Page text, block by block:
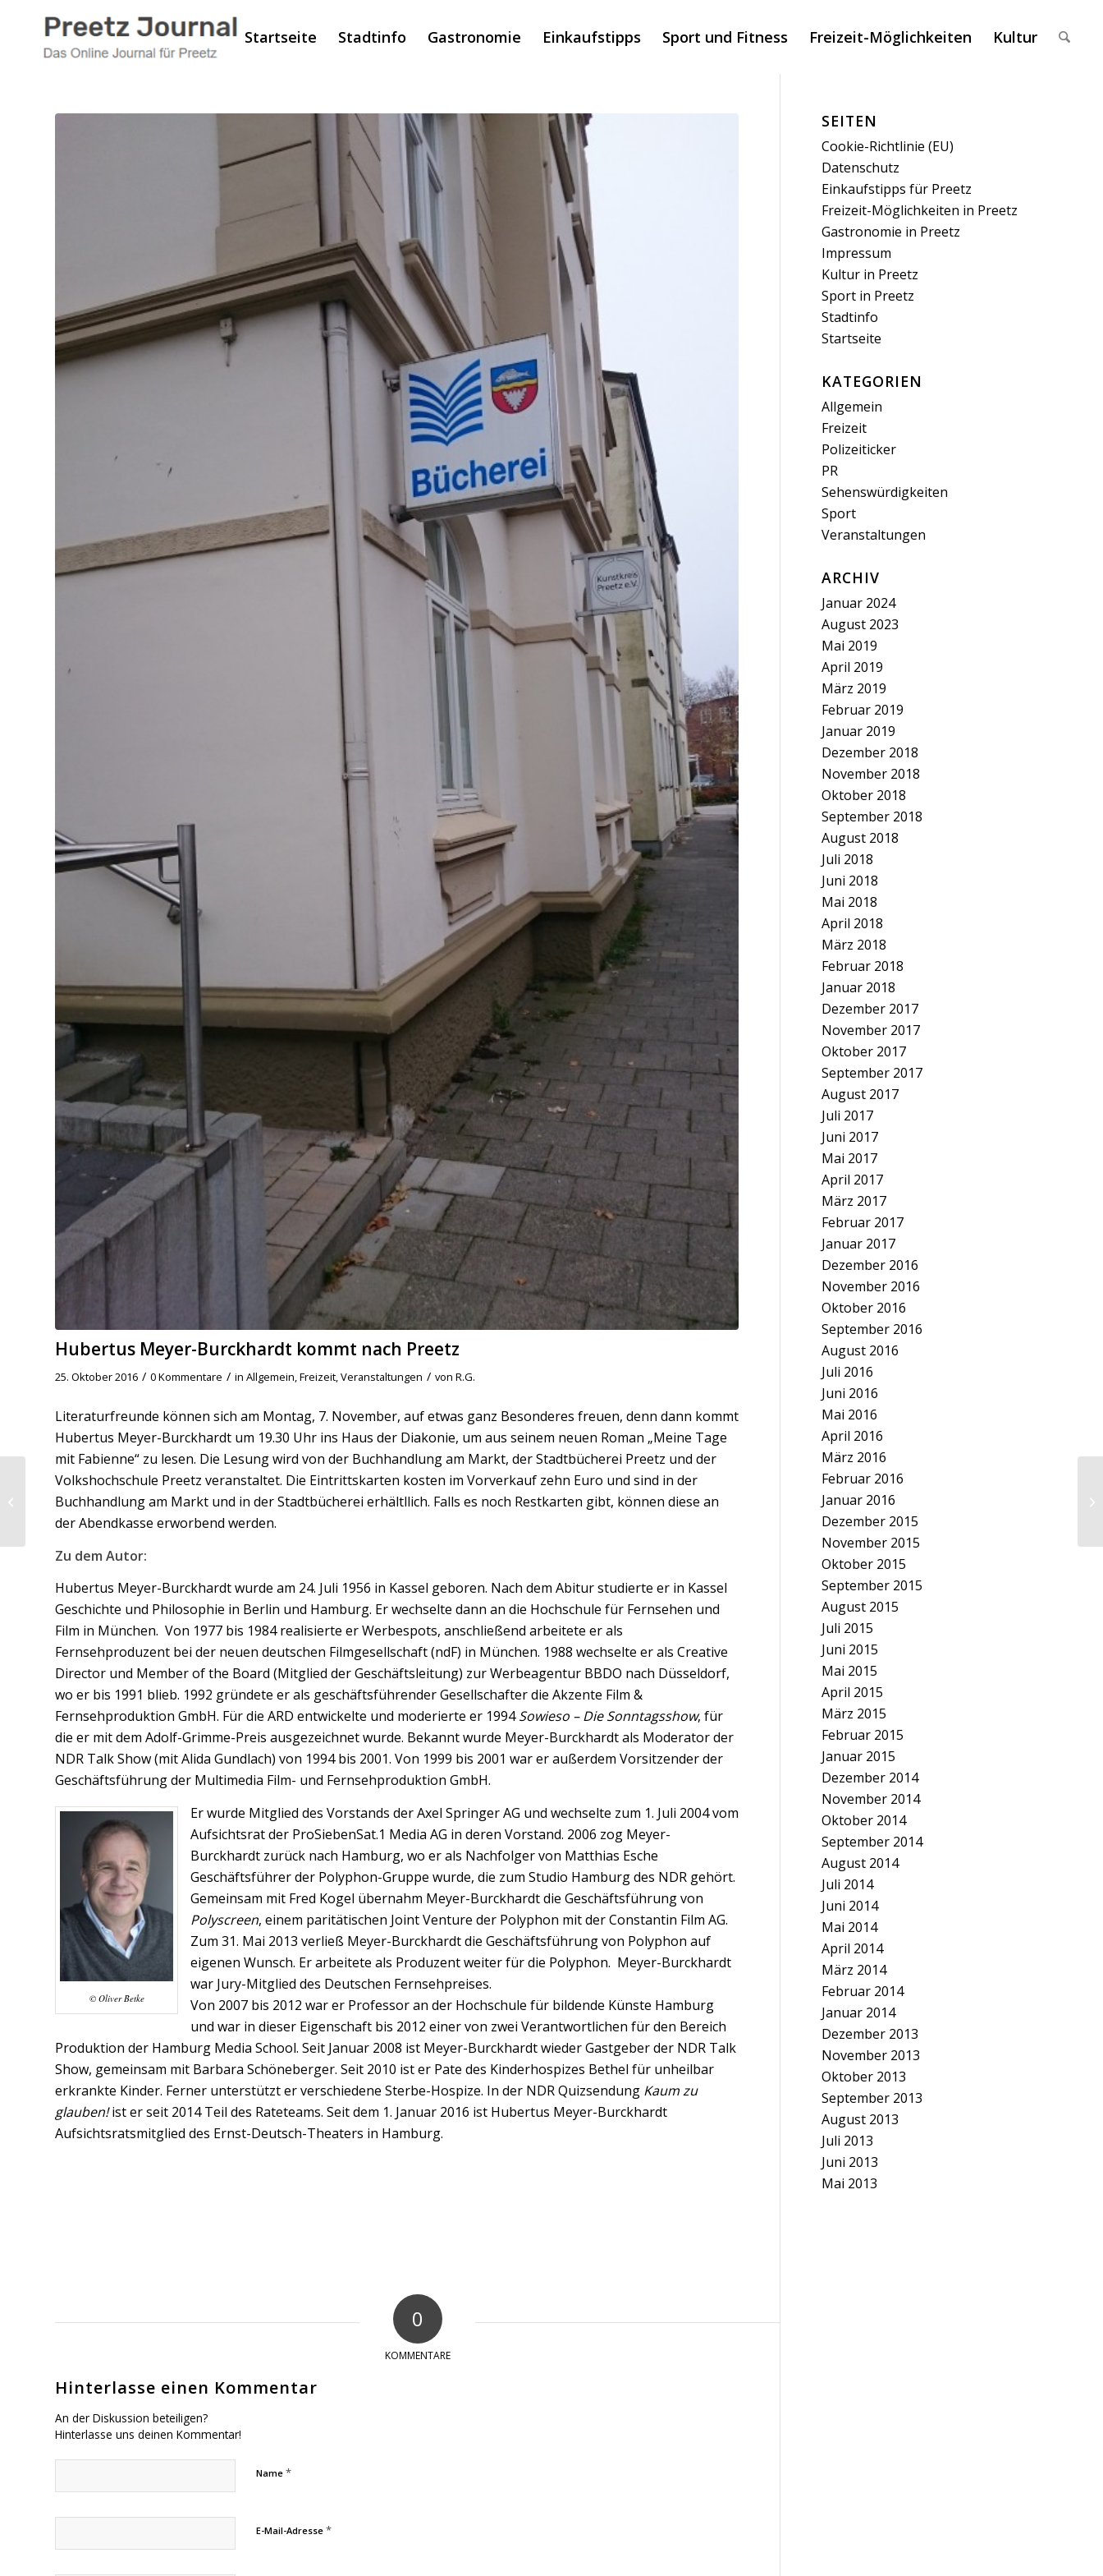
Startseite Stadtinfo Gastronomie Einkaufstipps Sport und Fitness Freizeit-Möglichkeiten Kultur
Hubertus Meyer-Burckhardt kommt nach Preetz
25. Oktober 2016 / 0 Kommentare / in Allgemein,Freizeit,Veranstaltungen / von R.G.
Literaturfreunde können sich am Montag, 7. November, auf etwas ganz Besonderes freuen, denn dann kommt
Hubertus Meyer-Burckhardt um 19.30 Uhr ins Haus der Diakonie, um aus seinem neuen Roman „Meine Tage
mit Fabienne“ zu lesen. Die Lesung wird von der Buchhandlung am Markt, der Stadtbücherei Preetz und der
Volkshochschule Preetz veranstaltet. Die Eintrittskarten kosten im Vorverkauf zehn Euro und sind in der
Buchhandlung am Markt und in der Stadtbücherei erhältllich. Falls es noch Restkarten gibt, können diese an
der Abendkasse erworbend werden.
Zu dem Autor:
Hubertus Meyer-Burckhardt wurde am 24. Juli 1956 in Kassel geboren. Nach dem Abitur studierte er in Kassel
Geschichte und Philosophie in Berlin und Hamburg. Er wechselte dann an die Hochschule für Fernsehen und
Film in München. Von 1977 bis 1984 realisierte er Werbespots, anschließend arbeitete er als
Fernsehproduzent bei der neuen deutschen Filmgesellschaft (ndF) in München. 1988 wechselte er als Creative
Director und Member of the Board (Mitglied der Geschäftsleitung) zur Werbeagentur BBDO nach Düsseldorf,
wo er bis 1991 blieb. 1992 gründete er als geschäftsführender Gesellschafter die Akzente Film &
Fernsehproduktion GmbH. Für die ARD entwickelte und moderierte er 1994Sowieso – Die Sonntagsshow, für
die er mit dem Adolf-Grimme-Preis ausgezeichnet wurde. Bekannt wurde Meyer-Burckhardt als Moderator der
NDR Talk Show (mit Alida Gundlach) von 1994 bis 2001. Von 1999 bis 2001 war er außerdem Vorsitzender der
Geschäftsführung der Multimedia Film- und Fernsehproduktion GmbH.
© Oliver Betke
Er wurde Mitglied des Vorstands der Axel Springer AG und wechselte zum 1. Juli 2004 vom
Aufsichtsrat der ProSiebenSat.1 Media AG in deren Vorstand. 2006 zog Meyer-
Burckhardt zurück nach Hamburg, wo er als Nachfolger von Matthias Esche
Geschäftsführer der Polyphon-Gruppe wurde, die zum Studio Hamburg des NDR gehört.
Gemeinsam mit Fred Kogel übernahm Meyer-Burckhardt die Geschäftsführung von
Polyscreen, einem paritätischen Joint Venture der Polyphon mit der Constantin Film AG.
Zum 31. Mai 2013 verließ Meyer-Burckhardt die Geschäftsführung von Polyphon auf
eigenen Wunsch. Er arbeitete als Produzent weiter für die Polyphon. Meyer-Burckhardt
war Jury-Mitglied des Deutschen Fernsehpreises.
Von 2007 bis 2012 war er Professor an der Hochschule für bildende Künste Hamburg
und war in dieser Eigenschaft bis 2012 einer von zwei Verantwortlichen für den Bereich
Produktion der Hamburg Media School. Seit Januar 2008 ist Meyer-Burckhardt wieder Gastgeber der NDR Talk
Show, gemeinsam mit Barbara Schöneberger. Seit 2010 ist er Pate des Kinderhospizes Bethel für unheilbar
erkrankte Kinder. Ferner unterstützt er verschiedene Sterbe-Hospize. In der NDR Quizsendung Kaum zu
glauben!ist er seit 2014 Teil des Rateteams. Seit dem 1. Januar 2016 ist Hubertus Meyer-Burckhardt
Aufsichtsratsmitglied des Ernst-Deutsch-Theaters in Hamburg.
0
KOMMENTARE
Hinterlasse einen Kommentar
An der Diskussion beteiligen?
Hinterlasse uns deinen Kommentar!
Name *
E-Mail-Adresse *
SEITEN
Cookie-Richtlinie (EU)
Datenschutz
Einkaufstipps für Preetz
Freizeit-Möglichkeiten in Preetz
Gastronomie in Preetz
Impressum
Kultur in Preetz
Sport in Preetz
Stadtinfo
Startseite
KATEGORIEN
Allgemein
Freizeit
Polizeiticker
PR
Sehenswürdigkeiten
Sport
Veranstaltungen
ARCHIV
Januar 2024
August 2023
Mai 2019
April 2019
März 2019
Februar 2019
Januar 2019
Dezember 2018
November 2018
Oktober 2018
September 2018
August 2018
Juli 2018
Juni 2018
Mai 2018
April 2018
März 2018
Februar 2018
Januar 2018
Dezember 2017
November 2017
Oktober 2017
September 2017
August 2017
Juli 2017
Juni 2017
Mai 2017
April 2017
März 2017
Februar 2017
Januar 2017
Dezember 2016
November 2016
Oktober 2016
September 2016
August 2016
Juli 2016
Juni 2016
Mai 2016
April 2016
März 2016
Februar 2016
Januar 2016
Dezember 2015
November 2015
Oktober 2015
September 2015
August 2015
Juli 2015
Juni 2015
Mai 2015
April 2015
März 2015
Februar 2015
Januar 2015
Dezember 2014
November 2014
Oktober 2014
September 2014
August 2014
Juli 2014
Juni 2014
Mai 2014
April 2014
März 2014
Februar 2014
Januar 2014
Dezember 2013
November 2013
Oktober 2013
September 2013
August 2013
Juli 2013
Juni 2013
Mai 2013
Grusel-Circus in Preetz